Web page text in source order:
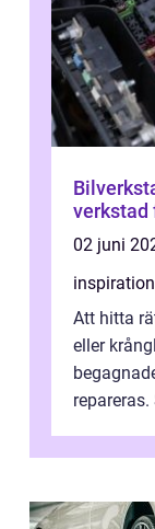
Bilverkstad
verkstad
02 juni
inspiration
Att hitta
eller